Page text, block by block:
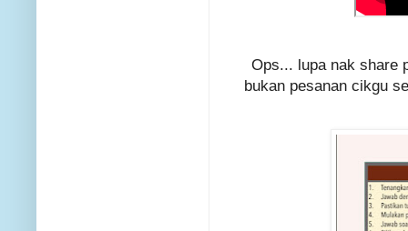
Ops... lupa nak share
bukan pesanan cikgu